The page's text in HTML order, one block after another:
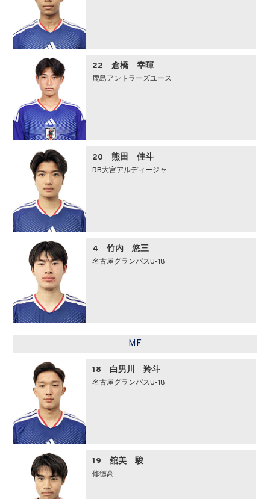
22 倉橋 幸暉
鹿島アントラーズユース
20 熊田 佳斗
RB大宮アルディージャ
4 竹内 悠三
名古屋グランパスU-18
MF
18 白男川 羚斗
名古屋グランパスU-18
19 舘美 駿
修徳高